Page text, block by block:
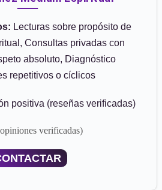
Lecturas sobre propósito de
Consultas privadas con
absoluto, Diagnóstico
repetitivos o cíclicos
positiva (reseñas verificadas)
verificadas)